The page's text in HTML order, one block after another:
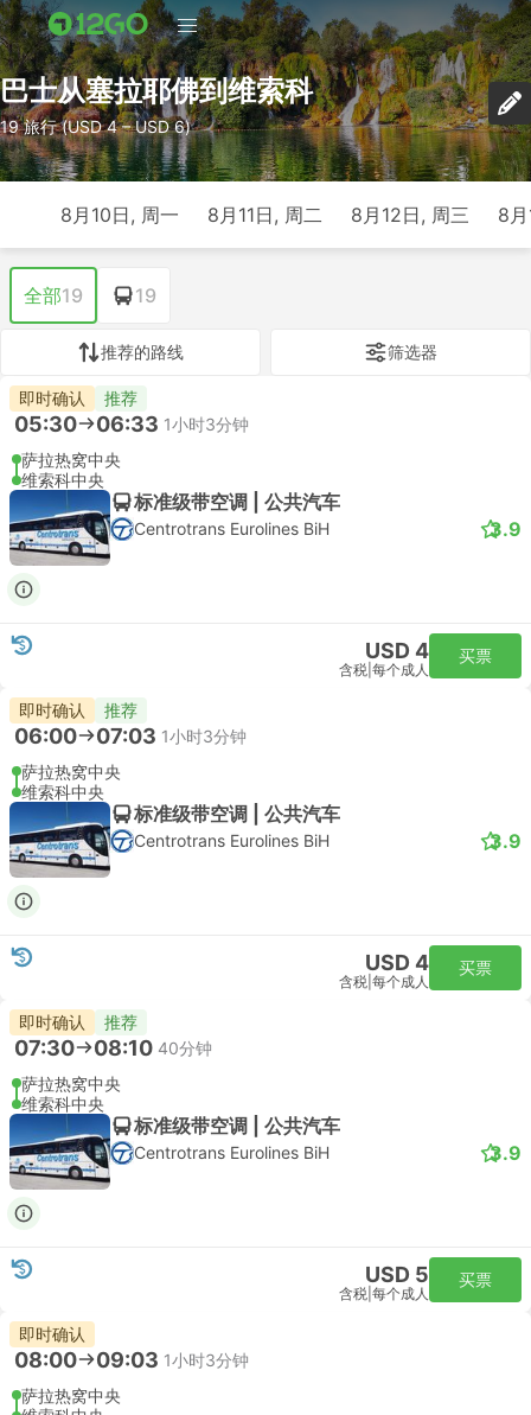
巴士从塞拉耶佛到维索科
19 旅行 (USD 4 – USD 6)
8月10日, 周一 8月11日, 周二 8月12日, 周三 8
全部19 19
推荐的路线 筛选器
即时确认 推荐
05:30 06:33 1小时3分钟
萨拉热窝中央
维索科中央
标准级带空调 | 公共汽车
Centrotrans Eurolines BiH 3.9
USD 4
含税 每个成人
买票
即时确认 推荐
06:00 07:03 1小时3分钟
萨拉热窝中央
维索科中央
标准级带空调 | 公共汽车
Centrotrans Eurolines BiH 3.9
USD 4
含税 每个成人
买票
即时确认 推荐
07:30 08:10 40分钟
萨拉热窝中央
维索科中央
标准级带空调 | 公共汽车
Centrotrans Eurolines BiH 3.9
USD 5
含税 每个成人
买票
即时确认
08:00 09:03 1小时3分钟
萨拉热窝中央